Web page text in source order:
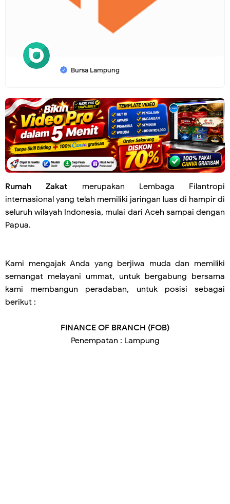
Bursa Lampung
Rumah Zakat merupakan Lembaga Filantropi
internasional yang telah memiliki jaringan luas di hampir di
seluruh wilayah Indonesia, mulai dari Aceh sampai dengan
Papua.
Kami mengajak Anda yang berjiwa muda dan memiliki
semangat melayani ummat, untuk bergabung bersama
kami membangun peradaban, untuk posisi sebagai
berikut :
FINANCE OF BRANCH (FOB)
Penempatan : Lampung